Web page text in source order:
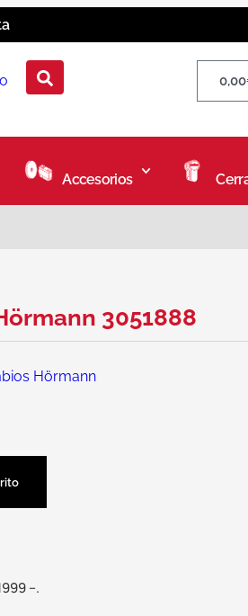
0,00
Accesorios
3051888
Hörmann
–.